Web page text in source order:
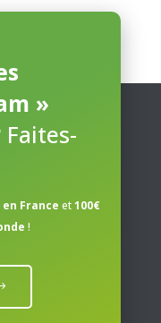
»
en France et100€
!